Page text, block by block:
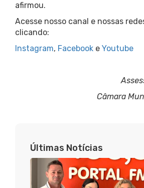
afirmou.
Acesse nosso canal e nossas
clicando:
Instagram, Facebook e Youtube
Câmara
Últimas Notícias